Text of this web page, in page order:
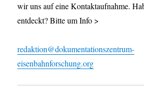
wir uns auf eine Kontaktaufnahme.
entdeckt? Bitte um Info >
redaktion@dokumentationszentrum-
eisenbahnforschung.org